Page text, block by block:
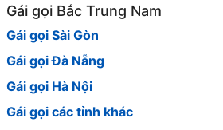
của cuộc sống sinh viên.
Với những từ khóa như Khu Vực
Huế, gái gọi sinh viên Huế và gái
Thừa Thiên Huế, bạn có thể dễ
nhu cầu của mình. Hãy tận hưởng
Gái gọi Bắc Trung Nam
Gái gọi Sài Gòn
Gái gọi Đà Nẵng
Gái gọi Hà Nội
Gái gọi các tỉnh khác